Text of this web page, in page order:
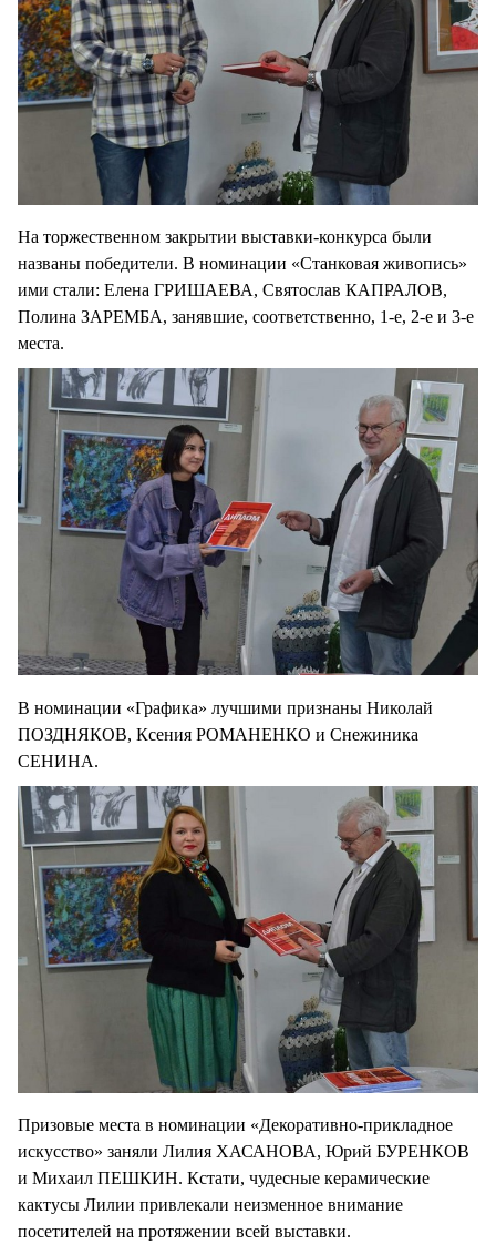
На торжественном закрытии выставки-конкурса были
названы победители. В номинации «Станковая живопись»
ими стали: Елена ГРИШАЕВА, Святослав КАПРАЛОВ,
Полина ЗАРЕМБА, занявшие, соответственно, 1-е, 2-е и 3-е
места.
В номинации «Графика» лучшими признаны Николай
ПОЗДНЯКОВ, Ксения РОМАНЕНКО и Снежиника
СЕНИНА.
Призовые места в номинации «Декоративно-прикладное
искусство» заняли Лилия ХАСАНОВА, Юрий БУРЕНКОВ
и Михаил ПЕШКИН. Кстати, чудесные керамические
кактусы Лилии привлекали неизменное внимание
посетителей на протяжении всей выставки.